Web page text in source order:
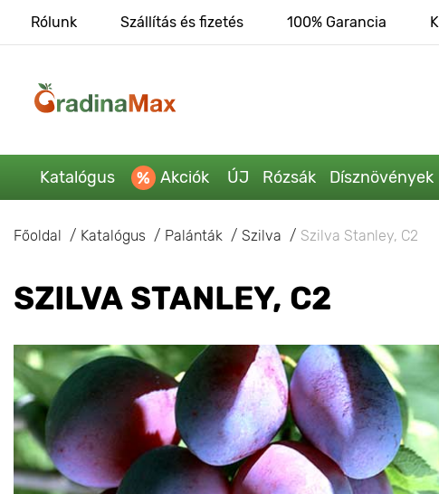
Rólunk Szállítás és fizetés 100% Garancia
Katalógus Akciók ÚJ Rózsák Dísznövények
Főoldal Katalógus Palánták Szilva Szilva Stanley, С2
SZILVA STANLEY, С2